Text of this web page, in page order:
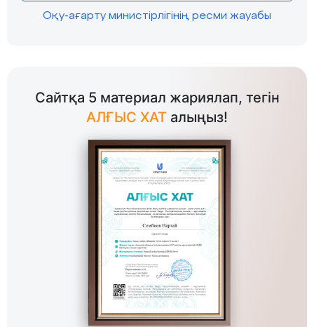
Оқу-ағарту министірлігінің ресми жауабы
Сайтқа 5 материал жариялап, тегін
АЛҒЫС ХАТ алыңыз!